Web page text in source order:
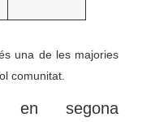
una de les majories
comunitat.
en segona